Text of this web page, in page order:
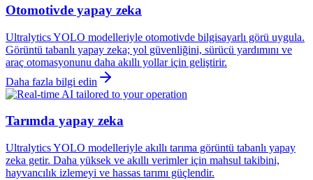
Otomotivde yapay zeka
Ultralytics YOLO modelleriyle otomotivde bilgisayarlı görü uygula.
Görüntü tabanlı yapay zeka; yol güvenliğini, sürücü yardımını ve
araç otomasyonunu daha akıllı yollar için geliştirir.
Daha fazla bilgi edin
Tarımda yapay zeka
Ultralytics YOLO modelleriyle akıllı tarıma görüntü tabanlı yapay
zeka getir. Daha yüksek ve akıllı verimler için mahsul takibini,
hayvancılık izlemeyi ve hassas tarımı güçlendir.